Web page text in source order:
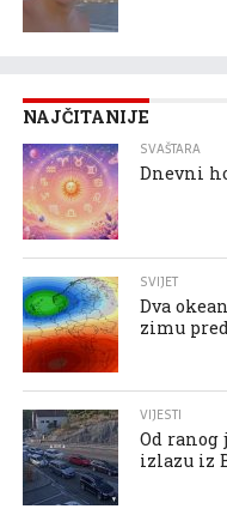
NAJČITANIJE
SVAŠTARA
Dnevni
SVIJET
Dva
zimu
VIJESTI
Od
izlazu iz